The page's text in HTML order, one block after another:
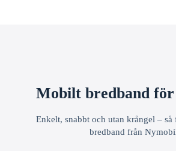
Mobilt bredband
Enkelt, snabbt och utan krångel –
bredband från